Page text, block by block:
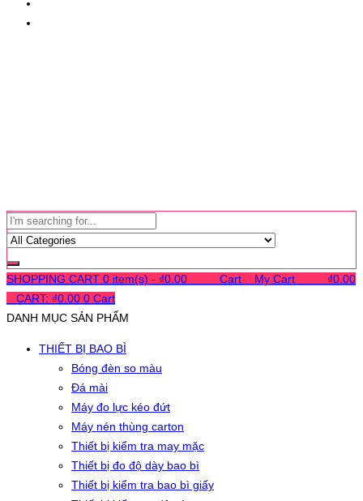
SHOPPING CART 0 item(s) - ₫0.00 Cart My Cart ₫0.00
CART: ₫0.00 0 Cart
DANH MỤC SẢN PHẨM
THIẾT BỊ BAO BÌ
Bóng đèn so màu
Đá mài
Máy đo lực kéo đứt
Máy nén thùng carton
Thiết bị kiểm tra may mặc
Thiết bị đo độ dày bao bì
Thiết bị kiểm tra bao bì giấy